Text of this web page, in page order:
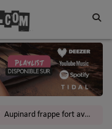
Aupinard frappe fort avec "revolver"